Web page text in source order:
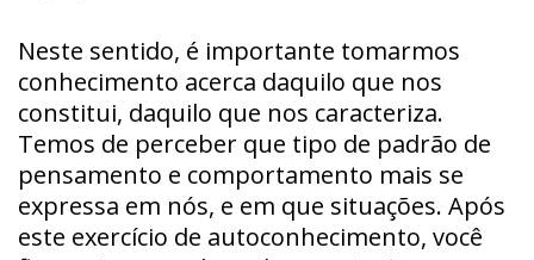
Neste sentido, é importante tomarmos
conhecimento acerca daquilo que nos
constitui, daquilo que nos caracteriza.
Temos de perceber que tipo de padrão de
pensamento e comportamento mais se
expressa em nós, e em que situações. Após
este exercício de autoconhecimento, você